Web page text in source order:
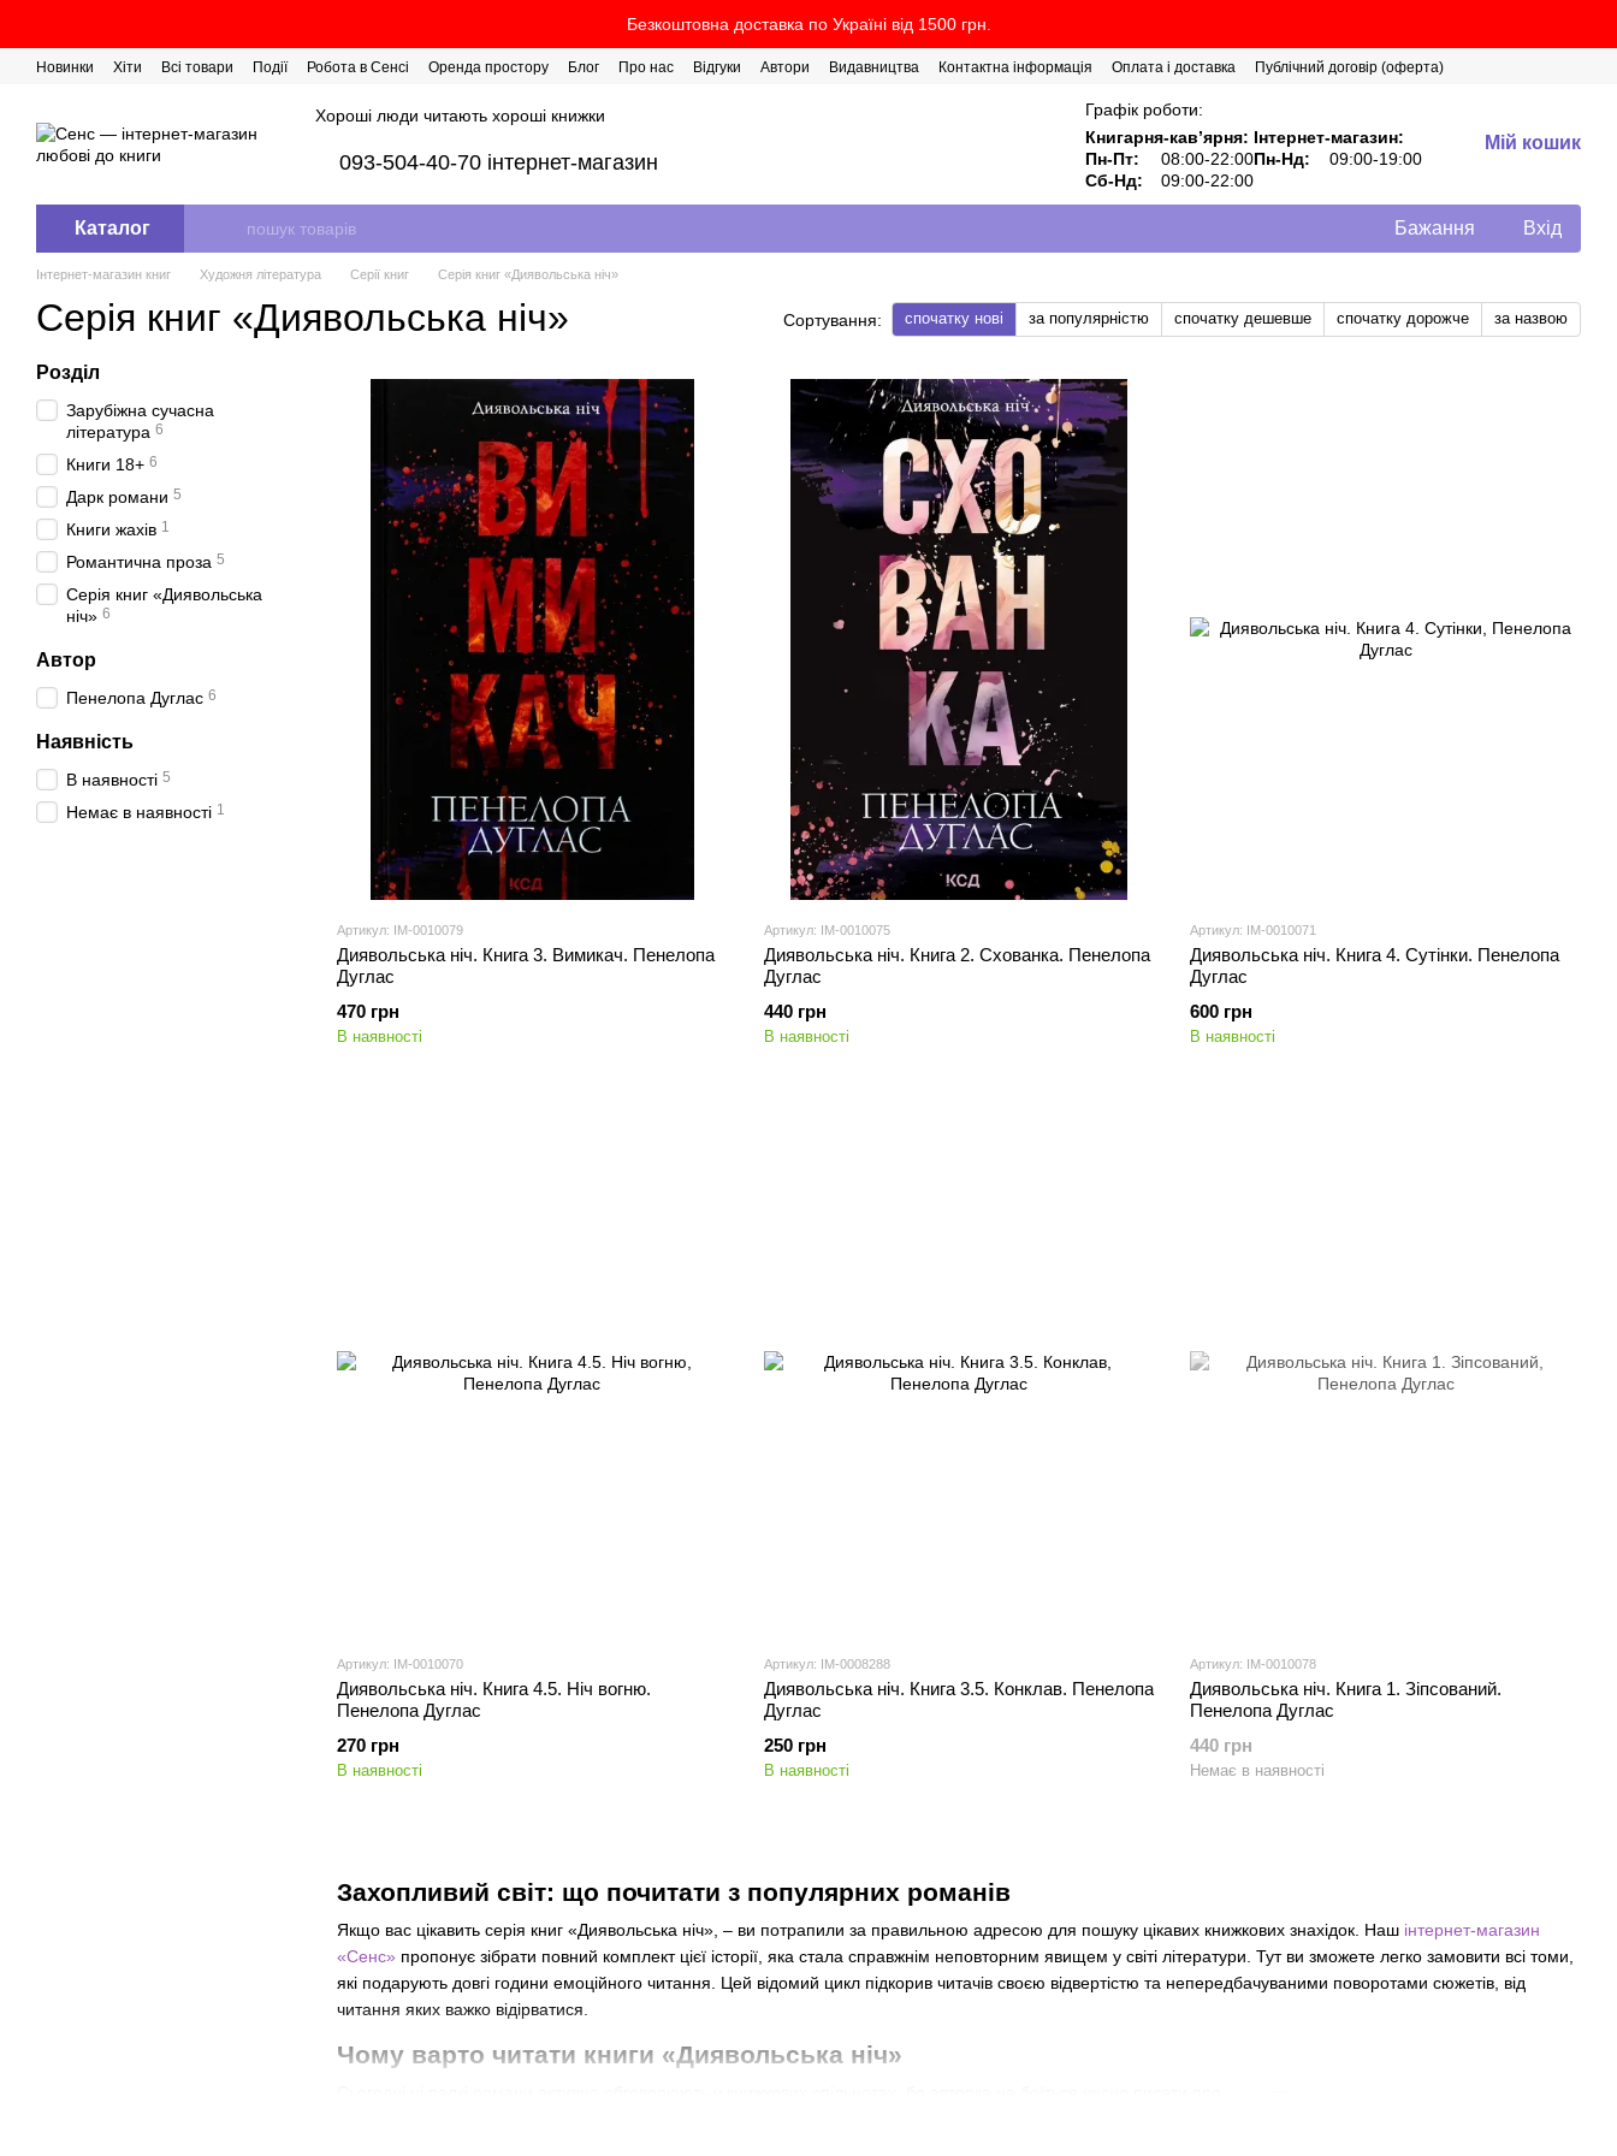
Безкоштовна доставка по Україні від 1500 грн.
Новинки Хіти Всі товари Події Робота в Сенсі Оренда простору Блог Про нас Відгуки Автори Видавництва Контактна інформація Оплата і доставка
Публічний договір (оферта)
Хороші люди читають хороші книжки
093-504-40-70 інтернет-магазин
Графік роботи:
Книгарня-кавʼярня: Інтернет-магазин:
Пн-Пт:
08:00-22:00Пн-Нд:
09:00-19:00
Сб-Нд:
09:00-22:00
Мій кошик
Каталог Бажання Вхід
Інтернет-магазин книг Художня література Серії книг Серія книг «Диявольська ніч»
Серія книг «Диявольська ніч» Сортування: спочатку нові за популярністю спочатку дешевше спочатку дорожче за назвою
Захопливий світ: що почитати з популярних романів
Якщо вас цікавить серія книг «Диявольська ніч», – ви потрапили за правильною адресою для пошуку цікавих книжкових знахідок. Наш інтернет-магазин
«Сенс» пропонує зібрати повний комплект цієї історії, яка стала справжнім неповторним явищем у світі літератури. Тут ви зможете легко замовити всі томи,
які подарують довгі години емоційного читання. Цей відомий цикл підкорив читачів своєю відвертістю та непередбачуваними поворотами сюжетів, від
читання яких важко відірватися.
Чому варто читати книги «Диявольська ніч»
Артикул: IM-0010079
Диявольська ніч. Книга 3. Вимикач. Пенелопа
Дуглас
470 грн
В наявності
Артикул: IM-0010075
Диявольська ніч. Книга 2. Схованка. Пенелопа
Дуглас
440 грн
В наявності
Артикул: IM-0010071
Диявольська ніч. Книга 4. Сутінки. Пенелопа
Дуглас
600 грн
В наявності
Артикул: IM-0010070
Диявольська ніч. Книга 4.5. Ніч вогню.
Пенелопа Дуглас
270 грн
В наявності
Артикул: IM-0008288
Диявольська ніч. Книга 3.5. Конклав. Пенелопа
Дуглас
250 грн
В наявності
Артикул: IM-0010078
Диявольська ніч. Книга 1. Зіпсований.
Пенелопа Дуглас
440 грн
Немає в наявності
Розділ
Зарубіжна сучасна
література 6
Книги 18+ 6
Дарк романи 5
Книги жахів 1
Романтична проза 5
Серія книг «Диявольська
ніч» 6
Автор
Пенелопа Дуглас 6
Наявність
В наявності 5
Немає в наявності 1